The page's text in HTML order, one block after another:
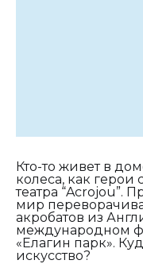
Кто-то живет в
колеса, как герои
театра “Acrojou”.
мир
акробатов из
международном
«Елагин парк».
искусство?